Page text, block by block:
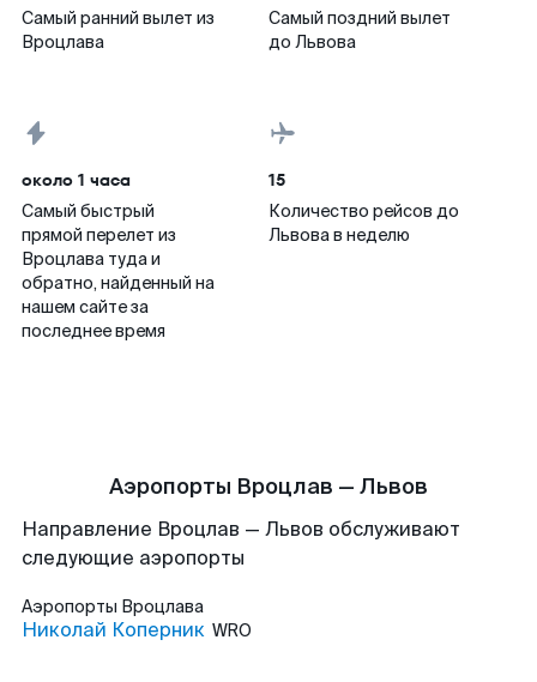
Самый ранний вылет из
Вроцлава
Самый поздний вылет
до Львова
около 1 часа
Самый быстрый
прямой перелет из
Вроцлава туда и
обратно, найденный на
нашем сайте за
последнее время
15
Количество рейсов до
Львова в неделю
Аэропорты Вроцлав — Львов
Направление Вроцлав — Львов обслуживают
следующие аэропорты
Аэропорты Вроцлава
Николай Коперник WRO